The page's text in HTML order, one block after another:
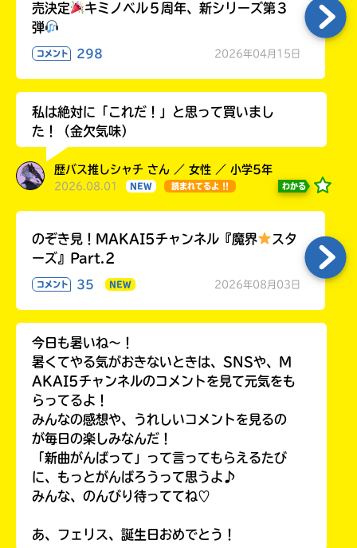
売決定
キミノベル５周年、新シリーズ第３
弾
コメント 298 2026年04月15日
私は絶対に「これだ！」と思って買いまし
た！（金欠気味）
歴バス推しシャチ さん ／ 女性 ／ 小学5年
2026.08.01 NEW 読まれてるよ !! わかる
のぞき見！MAKAI5チャンネル『魔界
スタ
ーズ』Part.2
コメント 35 NEW 2026年08月03日
今日も暑いね〜！
暑くてやる気がおきないときは、SNSや、M
AKAI5チャンネルのコメントを見て元気をも
らってるよ！
みんなの感想や、うれしいコメントを見るの
が毎日の楽しみなんだ！
「新曲がんばって」って言ってもらえるたび
に、もっとがんばろうって思うよ♪
みんな、のんびり待っててね♡
あ、フェリス、誕生日おめでとう！